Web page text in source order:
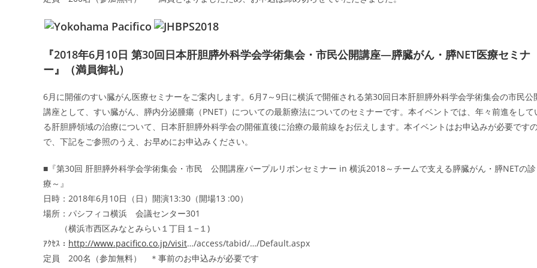
『2018年6月10日 第30回日本肝胆膵外科学会学術集会・市民公開講座―膵臓がん・膵NET医療セミナ
ー』（満員御礼）
6月に開催のすい臓がん医療セミナーをご案内します。6月7～9日に横浜で開催される第30回日本肝胆膵外科学会学術集会の市民公
講座として、すい臓がん、膵内分泌腫瘍（PNET）についての最新療法についてのセミナーです。本イベントでは、年々前進をして
る肝胆膵領域の治療について、日本肝胆膵外科学会の開催直後に治療の最前線をお伝えします。本イベントはお申込みが必要です
で、下記をご参照のうえ、お早めにお申込みください。
■『第30回 肝胆膵外科学会学術集会・市民 公開講座パープルリボンセミナー in 横浜2018～チームで支える膵臓がん・膵NETの診
療～』
日時：2018年6月10日（日）開演13:30（開場13 :00）
場所：パシフィコ横浜 会議センター301
（横浜市西区みなとみらい１丁目１−１)
ｱｸｾｽ： http://www.pacifico.co.jp/visit…/access/tabid/…/Default.aspx
定員 200名（参加無料） ＊事前のお申込みが必要です